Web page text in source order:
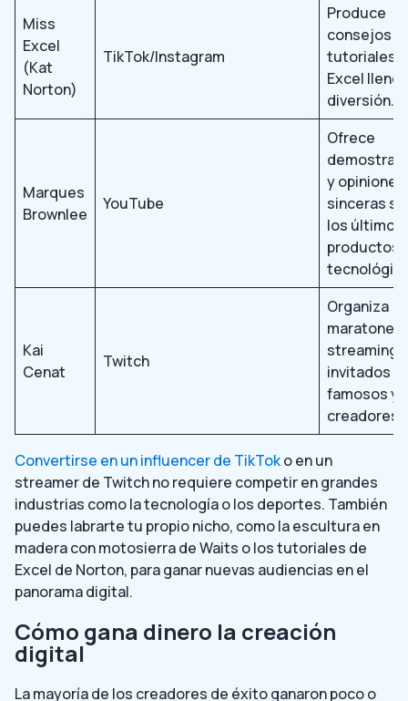
Miss
Excel
(Kat
Norton)
TikTok/Instagram
Produce
consejos y
tutoriales
Excel
diversión.
Marques
Brownlee
YouTube
Ofrece
y opiniones
sinceras
los últimos
productos
Kai
Cenat
Twitch
Organiza
maratones
streaming
invitados
famosos y
creadores.
Convertirse en un influencer de TikToko en un
streamer de Twitch no requiere competir en grandes
industrias como la tecnología o los deportes. También
puedes labrarte tu propio nicho, como la escultura en
madera con motosierra de Waits o los tutoriales de
Excel de Norton, para ganar nuevas audiencias en el
panorama digital.
Cómo gana dinero la creación
digital
La mayoría de los creadores de éxito ganaron poco o